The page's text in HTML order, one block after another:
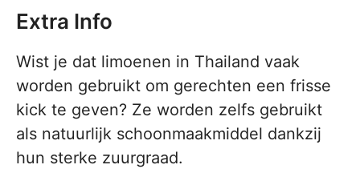
Extra Info
Wist je dat limoenen in Thailand vaak
worden gebruikt om gerechten een frisse
kick te geven? Ze worden zelfs gebruikt
als natuurlijk schoonmaakmiddel dankzij
hun sterke zuurgraad.